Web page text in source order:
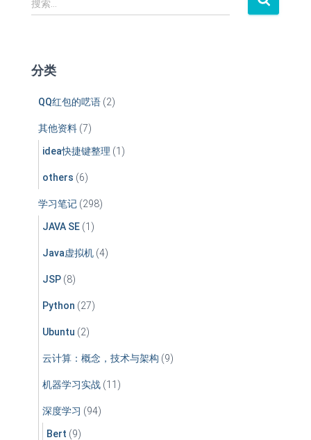
索
搜索…
分类
QQ红包的呓语 (2)
其他资料 (7)
idea快捷键整理 (1)
others (6)
学习笔记 (298)
JAVA SE (1)
Java虚拟机 (4)
JSP (8)
Python (27)
Ubuntu (2)
云计算：概念，技术与架构 (9)
机器学习实战 (11)
深度学习 (94)
Bert (9)